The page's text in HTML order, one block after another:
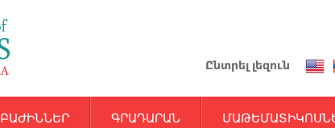
Ընտրել լեզուն
ԲԱԺԻՆՆԵՐ ԳՐԱԴԱՐԱՆ